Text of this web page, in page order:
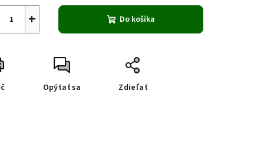
+ Do košíka
Opýtať sa Zdieľať